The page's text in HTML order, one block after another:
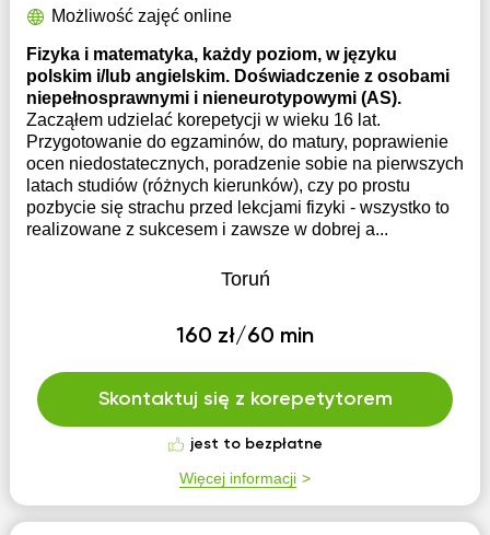
Możliwość zajęć online
Fizyka i matematyka, każdy poziom, w języku
polskim i/lub angielskim. Doświadczenie z osobami
niepełnosprawnymi i nieneurotypowymi (AS).
Zacząłem udzielać korepetycji w wieku 16 lat.
Przygotowanie do egzaminów, do matury, poprawienie
ocen niedostatecznych, poradzenie sobie na pierwszych
latach studiów (różnych kierunków), czy po prostu
pozbycie się strachu przed lekcjami fizyki - wszystko to
realizowane z sukcesem i zawsze w dobrej a...
Toruń
160 zł/60 min
Skontaktuj się z korepetytorem
jest to bezpłatne
Więcej informacji